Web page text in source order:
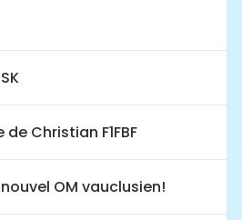
Christian F1FBF
OM vauclusien!